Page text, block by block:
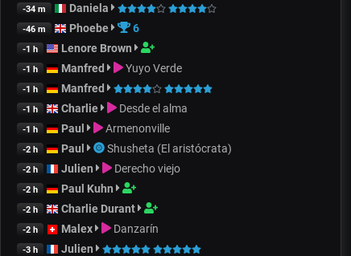
-34 m Daniela
-46 m Phoebe 6
-1 h Lenore Brown
-1 h Manfred Yuyo Verde
-1 h Manfred
-1 h Charlie Desde el alma
-1 h Paul Armenonville
-2 h Paul Shusheta (El aristócrata)
-2 h Julien Derecho viejo
-2 h Paul Kuhn
-2 h Charlie Durant
-2 h Malex Danzarín
-3 h Julien